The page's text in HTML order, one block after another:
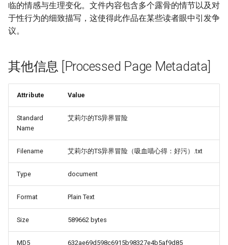
临的情感与生理变化。文件内容包含多个露骨的情节以及对
于性行为的细致描写，这使得此作品在某些读者眼中引发争
议。
其他信息 [Processed Page Metadata]
Attribute Value
Standard
Name
艾莉尓的TS异界冒险
Filename 艾莉尓的TS异界冒险（吸血喵心得：好污）.txt
Type document
Format Plain Text
Size 589662 bytes
MD5 632ae69d598c6915b98327e4b5af9d85